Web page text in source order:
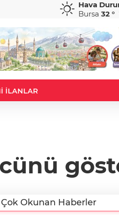
%0,19
Hava
Bursa 32 °
İLANLAR
Çok Okunan Haberler